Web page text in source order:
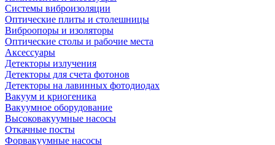
Системы виброизоляции
Оптические плиты и столешницы
Виброопоры и изоляторы
Оптические столы и рабочие места
Аксессуары
Детекторы излучения
Детекторы для счета фотонов
Детекторы на лавинных фотодиодах
Вакуум и криогеника
Вакуумное оборудование
Высоковакуумные насосы
Откачные посты
Форвакуумные насосы